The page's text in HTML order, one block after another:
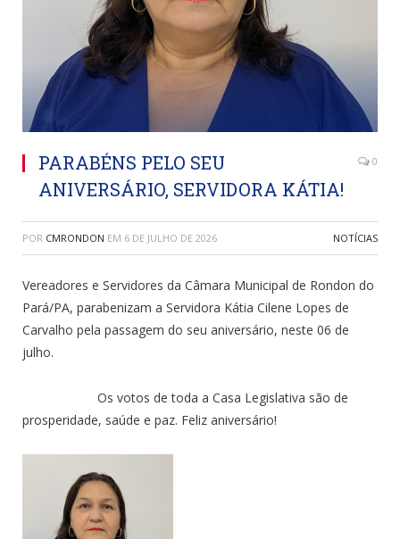
PARABÉNS PELO SEU
ANIVERSÁRIO, SERVIDORA KÁTIA!
0
POR CMRONDON EM 6 DE JULHO DE 2026 NOTÍCIAS
Vereadores e Servidores da Câmara Municipal de Rondon do
Pará/PA, parabenizam a Servidora Kátia Cilene Lopes de
Carvalho pela passagem do seu aniversário, neste 06 de
julho.
Os votos de toda a Casa Legislativa são de
prosperidade, saúde e paz. Feliz aniversário!